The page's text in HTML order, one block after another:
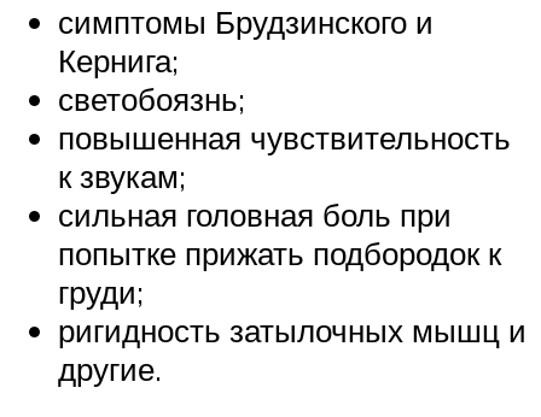
симптомы Брудзинского и
Кернига;
светобоязнь;
повышенная чувствительность
к звукам;
сильная головная боль при
попытке прижать подбородок к
груди;
ригидность затылочных мышц и
другие.